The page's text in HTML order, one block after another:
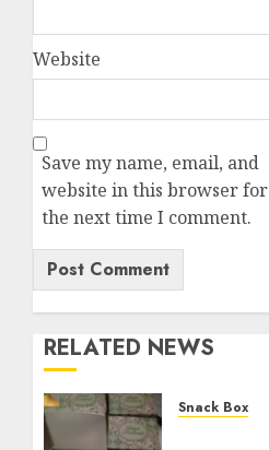
Website
Save my name, email, and
website in this browser for
the next time I comment.
RELATED NEWS
Snack Box